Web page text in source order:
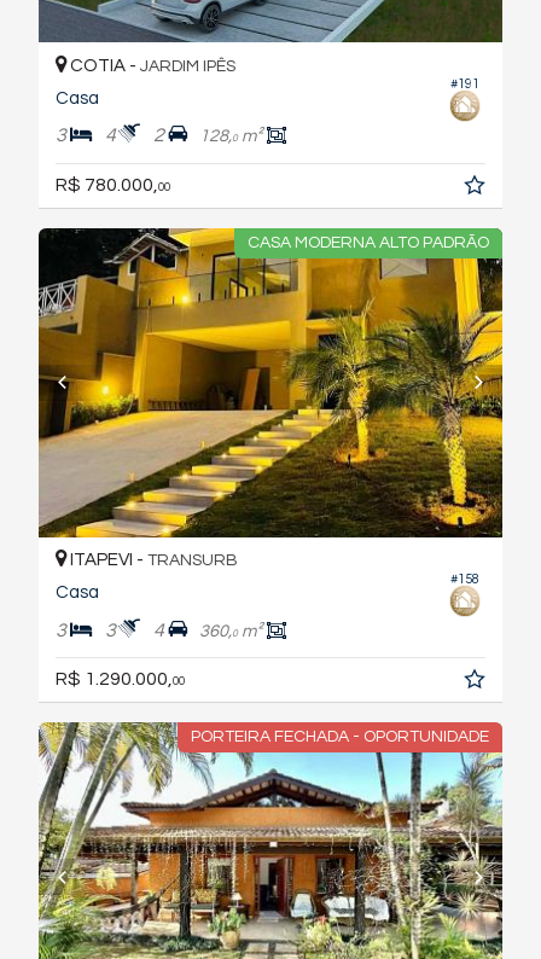
#191
COTIA - JARDIM IPÊS
Casa
3 4 2 128,0m²
R$ 780.000, 00
CASA MODERNA ALTO PADRÃO
#158
ITAPEVI - TRANSURB
Casa
3 3 4 360,0m²
R$ 1.290.000,00
PORTEIRA FECHADA - OPORTUNIDADE